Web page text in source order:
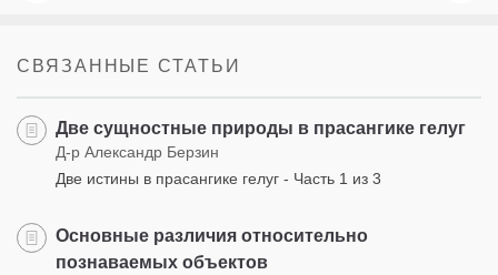
СВЯЗАННЫЕ СТАТЬИ
Две сущностные природы в прасангике гелуг
Д-р Александр Берзин
Две истины в прасангике гелуг - Часть 1 из 3
Основные различия относительно
познаваемых объектов